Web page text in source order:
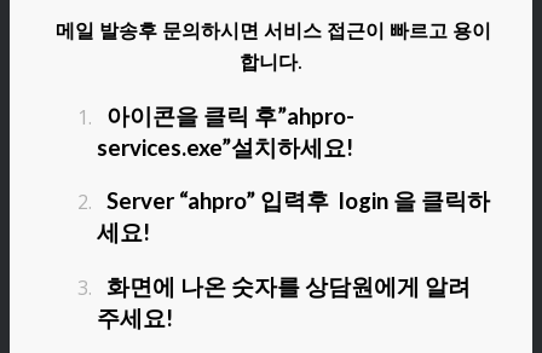
메일 발송후 문의하시면 서비스 접근이 빠르고 용이
합니다.
아이콘을 클릭 후”ahpro-
services.exe”설치하세요!
Server “ahpro” 입력후 login 을 클릭하
세요!
화면에 나온 숫자를 상담원에게 알려
주세요!